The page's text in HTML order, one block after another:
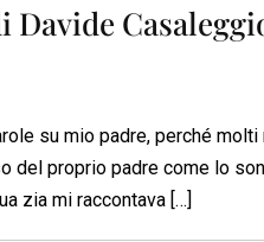
Davide
su mio padre, perché
del proprio padre come lo
zia mi raccontava […]